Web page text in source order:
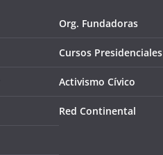
Org. Fundadoras
Cursos Presidenciales
Activismo Cívico
Red Continental